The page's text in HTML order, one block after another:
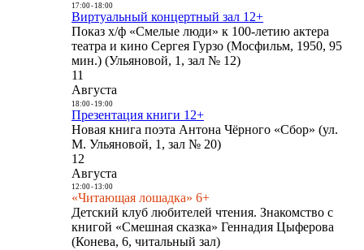
17:00- 18:00
Виртуальный концертный зал 12+
Показ х/ф «Смелые люди» к 100-летию актера
театра и кино Сергея Гурзо (Мосфильм, 1950, 95
мин.) (Ульяновой, 1, зал № 12)
11
Августа
18:00- 19:00
Презентация книги 12+
Новая книга поэта Антона Чёрного «Сбор» (ул.
М. Ульяновой, 1, зал № 20)
12
Августа
12:00- 13:00
«Читающая лошадка» 6+
Детский клуб любителей чтения. Знакомство с
книгой «Смешная сказка» Геннадия Цыферова
(Конева, 6, читальный зал)